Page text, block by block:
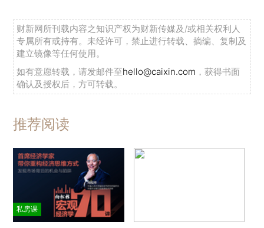
财新网所刊载内容之知识产权为财新传媒及/或相关权利人
专属所有或持有。未经许可，禁止进行转载、摘编、复制及
建立镜像等任何使用。
如有意愿转载，请发邮件至hello@caixin.com ，获得书面
确认及授权后，方可转载。
推荐阅读
私房课